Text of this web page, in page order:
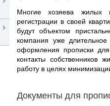
Многие хозяева
регистрации в своей
будут объектом
компания уже
оформления прописки
контакты собственников
работу в целях
Документы для